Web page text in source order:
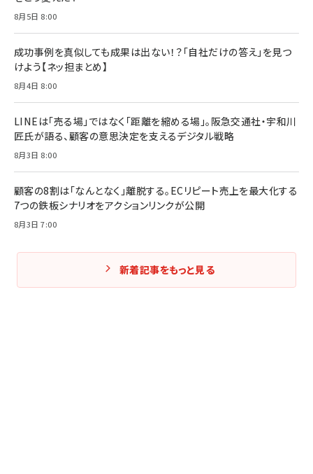
￥2,200
組織の成果を最大化する ルールのデザイン
￥1,980
Amazonランキングをもっと見る
8月5日 8:00
成功事例を真似しても成果は出ない！？「自社だけの答え」を見つ
けよう【ネッ担まとめ】
8月4日 8:00
LINEは「売る場」ではなく「距離を縮める場」。阪急交通社・宇和川
匠氏が語る、顧客の意思決定を支えるデジタル戦略
8月3日 8:00
顧客の8割は「なんとなく」離脱する。ECリピート売上を最大化する
7つの鉄板シナリオをアクションリンクが公開
8月3日 7:00
新着記事をもっと見る